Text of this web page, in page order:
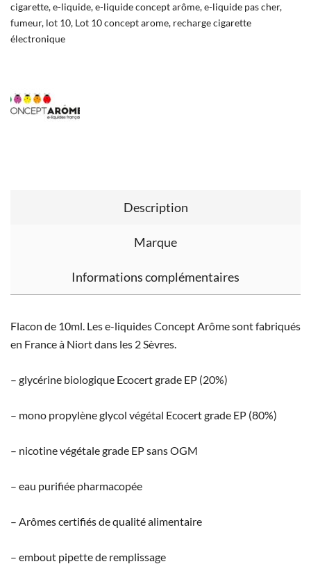
cigarette,e-liquide,e-liquide concept arôme,e-liquide pas cher,
fumeur, lot 10, Lot 10 concept arome, recharge cigarette
électronique
Description
Marque
Informations complémentaires
Flacon de 10ml. Les e-liquides Concept Arôme sont fabriqués
en France à Niort dans les 2 Sèvres.
– glycérine biologique Ecocert grade EP (20%)
– mono propylène glycol végétal Ecocert grade EP (80%)
– nicotine végétale grade EP sans OGM
– eau purifiée pharmacopée
– Arômes certifiés de qualité alimentaire
– embout pipette de remplissage